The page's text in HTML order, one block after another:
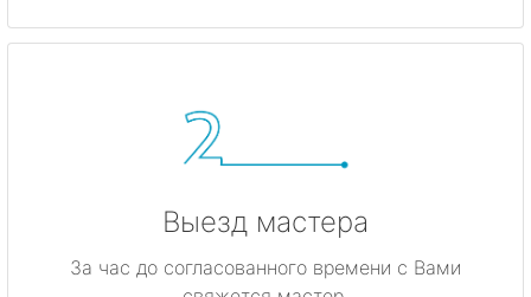
Выезд мастера
За час до согласованного времени с Вами